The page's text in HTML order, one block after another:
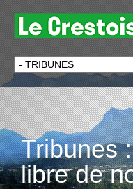
Tribunes
libre de